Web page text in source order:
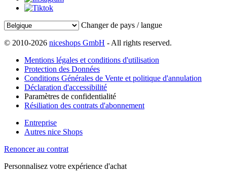
Changer de pays / langue
© 2010-2026 niceshops GmbH - All rights reserved.
Mentions légales et conditions d'utilisation
Protection des Données
Conditions Générales de Vente et politique d'annulation
Déclaration d'accessibilité
Paramètres de confidentialité
Résiliation des contrats d'abonnement
Entreprise
Autres nice Shops
Renoncer au contrat
Personnalisez votre expérience d'achat